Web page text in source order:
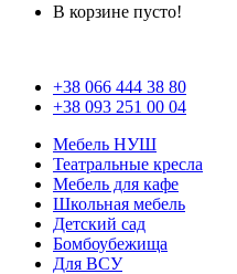
В корзине пусто!
+38 066 444 38 80
+38 093 251 00 04
Мебель НУШ
Театральные кресла
Мебель для кафе
Школьная мебель
Детский сад
Бомбоубежища
Для ВСУ